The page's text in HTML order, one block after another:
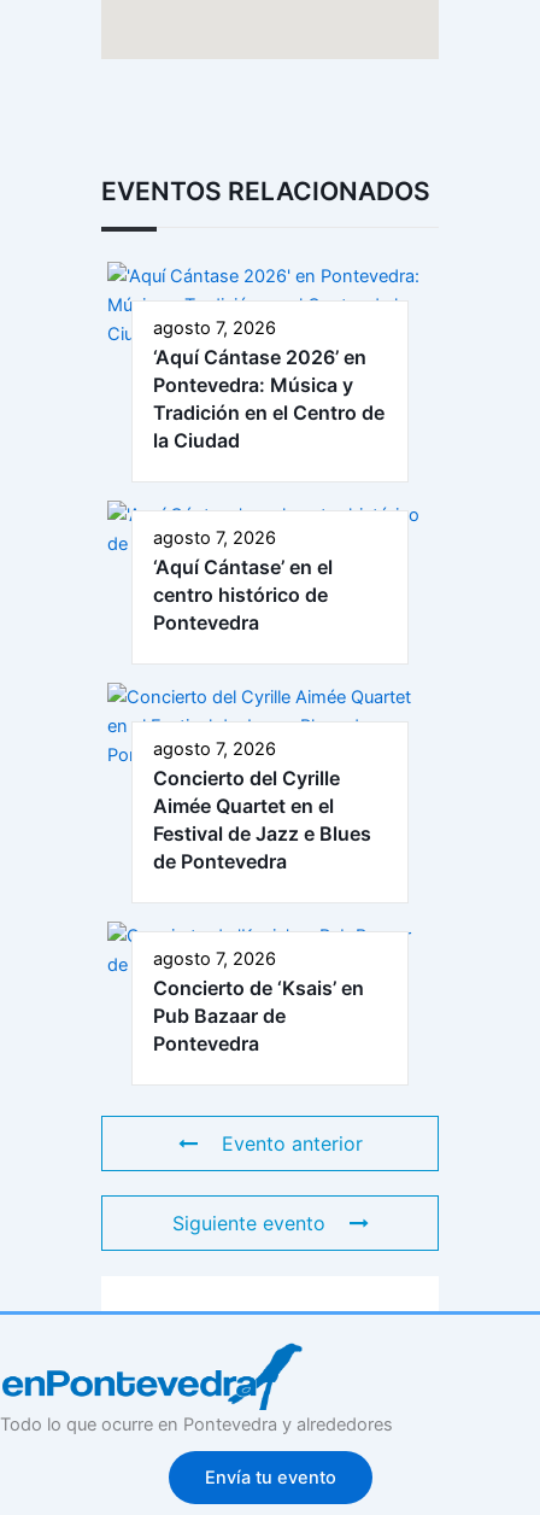
EVENTOS RELACIONADOS
agosto 7, 2026
‘Aquí Cántase 2026’ en
Pontevedra: Música y
Tradición en el Centro de
la Ciudad
agosto 7, 2026
‘Aquí Cántase’ en el
centro histórico de
Pontevedra
agosto 7, 2026
Concierto del Cyrille
Aimée Quartet en el
Festival de Jazz e Blues
de Pontevedra
agosto 7, 2026
Concierto de ‘Ksais’ en
Pub Bazaar de
Pontevedra
Evento anterior
Siguiente evento
Todo lo que ocurre en Pontevedra y alrededores
Envía tu evento